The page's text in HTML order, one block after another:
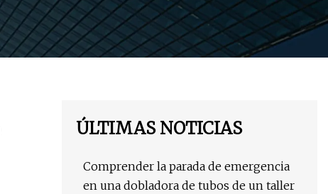
ÚLTIMAS NOTICIAS
Comprender la parada de emergencia
en una dobladora de tubos de un taller